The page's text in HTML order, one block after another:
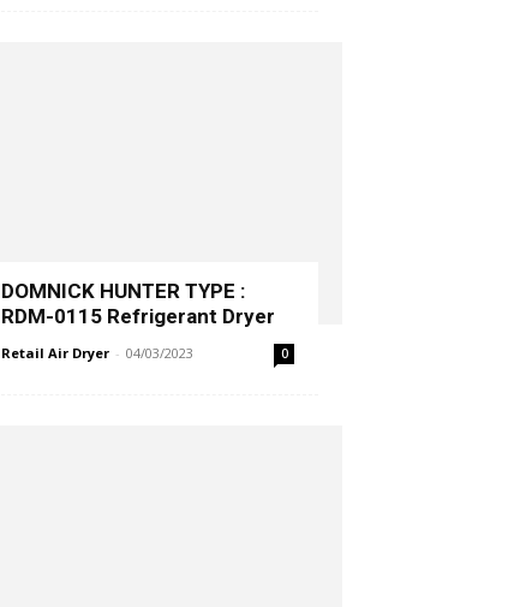
DOMNICK HUNTER TYPE :
RDM-0115 Refrigerant Dryer
Retail Air Dryer - 04/03/2023 0